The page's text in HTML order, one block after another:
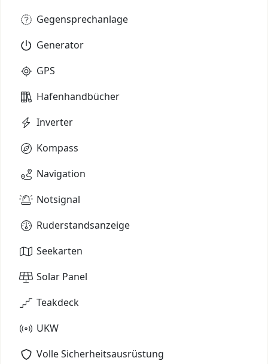
Gegensprechanlage
Generator
GPS
Hafenhandbücher
Inverter
Kompass
Navigation
Notsignal
Ruderstandsanzeige
Seekarten
Solar Panel
Teakdeck
UKW
Volle Sicherheitsausrüstung